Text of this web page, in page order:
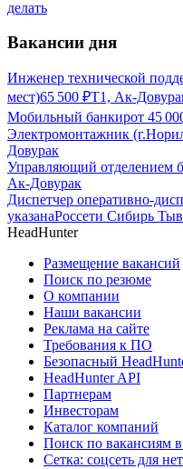
делать
Вакансии дня
Инженер технической
мест)65 500 ₽Т1, Ак-
Мобильный банкирот 45
Электромонтажник
Довурак
Управляющий отделением
Ак-Довурак
Диспетчер оперативно-
указанаРоссети Сибирь
HeadHunter
Размещение вакансий
Поиск по резюме
О компании
Наши вакансии
Реклама на сайте
Требования к ПО
Безопасный
HeadHunter API
Партнерам
Инвесторам
Каталог компаний
Поиск по вакансиям
Сетка: соцсеть для